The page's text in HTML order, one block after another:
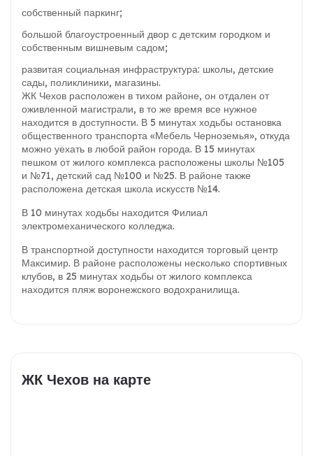
собственный паркинг;
большой благоустроенный двор с детским городком и
собственным вишневым садом;
развитая социальная инфраструктура: школы, детские
сады, поликлиники, магазины.
ЖК Чехов расположен в тихом районе, он отдален от
оживленной магистрали, в то же время все нужное
находится в доступности. В 5 минутах ходьбы остановка
общественного транспорта «Мебель Черноземья», откуда
можно уехать в любой район города. В 15 минутах
пешком от жилого комплекса расположены школы №105
и №71, детский сад №100 и №25. В районе также
расположена детская школа искусств №14.
В 10 минутах ходьбы находится Филиал
электромеханического колледжа.
В транспортной доступности находится торговый центр
Максимир. В районе расположены несколько спортивных
клубов, в 25 минутах ходьбы от жилого комплекса
находится пляж воронежского водохранилища.
ЖК Чехов на карте